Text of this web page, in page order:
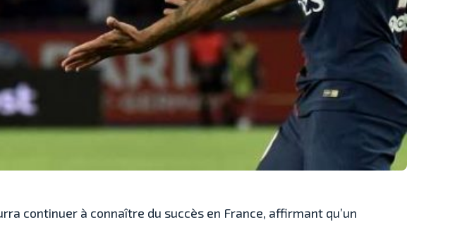
continuer à connaître du succès en France, affirmant qu’un